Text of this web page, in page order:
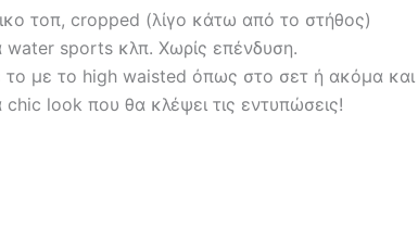
τοπ, cropped (λίγο κάτω από το στήθος)
water sports κλπ. Χωρίς επένδυση.
το με το high waisted όπως στο σετ ή ακόμα
chic look που θα κλέψει τις εντυπώσεις!